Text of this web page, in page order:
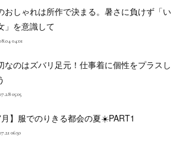
おしゃれは所作で決まる。暑さに負けず「い
」を意識して
04:01
なのはズバリ足元！仕事着に個性をプラスし
05:05
月】服でのりきる都会の夏☀️PART1
06:50